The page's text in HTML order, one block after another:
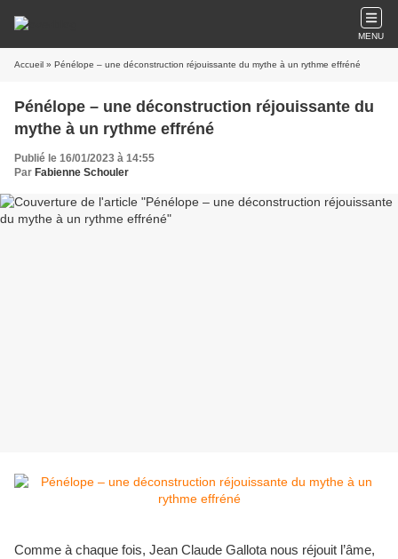
MENU
Accueil » Pénélope – une déconstruction réjouissante du mythe à un rythme effréné
Pénélope – une déconstruction réjouissante du
mythe à un rythme effréné
Publié le 16/01/2023 à 14:55
Par Fabienne Schouler
Comme à chaque fois, Jean Claude Gallota nous réjouit l’âme,